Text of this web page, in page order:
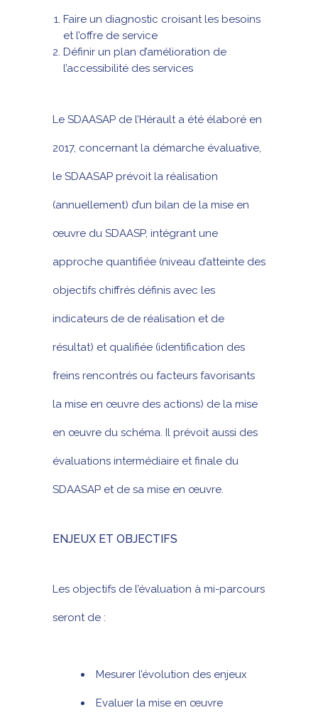
Faire un diagnostic croisant les besoins
et l’offre de service
Définir un plan d’amélioration de
l’accessibilité des services
Le SDAASAP de l’Hérault a été élaboré en
2017, concernant la démarche évaluative,
le SDAASAP prévoit la réalisation
(annuellement) d’un bilan de la mise en
œuvre du SDAASP, intégrant une
approche quantifiée (niveau d’atteinte des
objectifs chiffrés définis avec les
indicateurs de de réalisation et de
résultat) et qualifiée (identification des
freins rencontrés ou facteurs favorisants
la mise en œuvre des actions) de la mise
en œuvre du schéma. Il prévoit aussi des
évaluations intermédiaire et finale du
SDAASAP et de sa mise en œuvre.
ENJEUX ET OBJECTIFS
Les objectifs de l’évaluation à mi-parcours
seront de :
Mesurer l’évolution des enjeux
Evaluer la mise en œuvre